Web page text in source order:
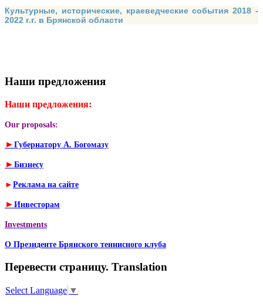
Культурные, исторические, краеведческие события 2018 -
2022 г.г. в Брянской области
Наши предложения
Наши предложения:
Our proposals:
► Губернатору А. Богомазу
► Бизнесу
► Реклама на сайте
► Инвесторам
Investments
О Президенте Брянского теннисного клуба
Перевести страницу. Translation
Select Language ▼